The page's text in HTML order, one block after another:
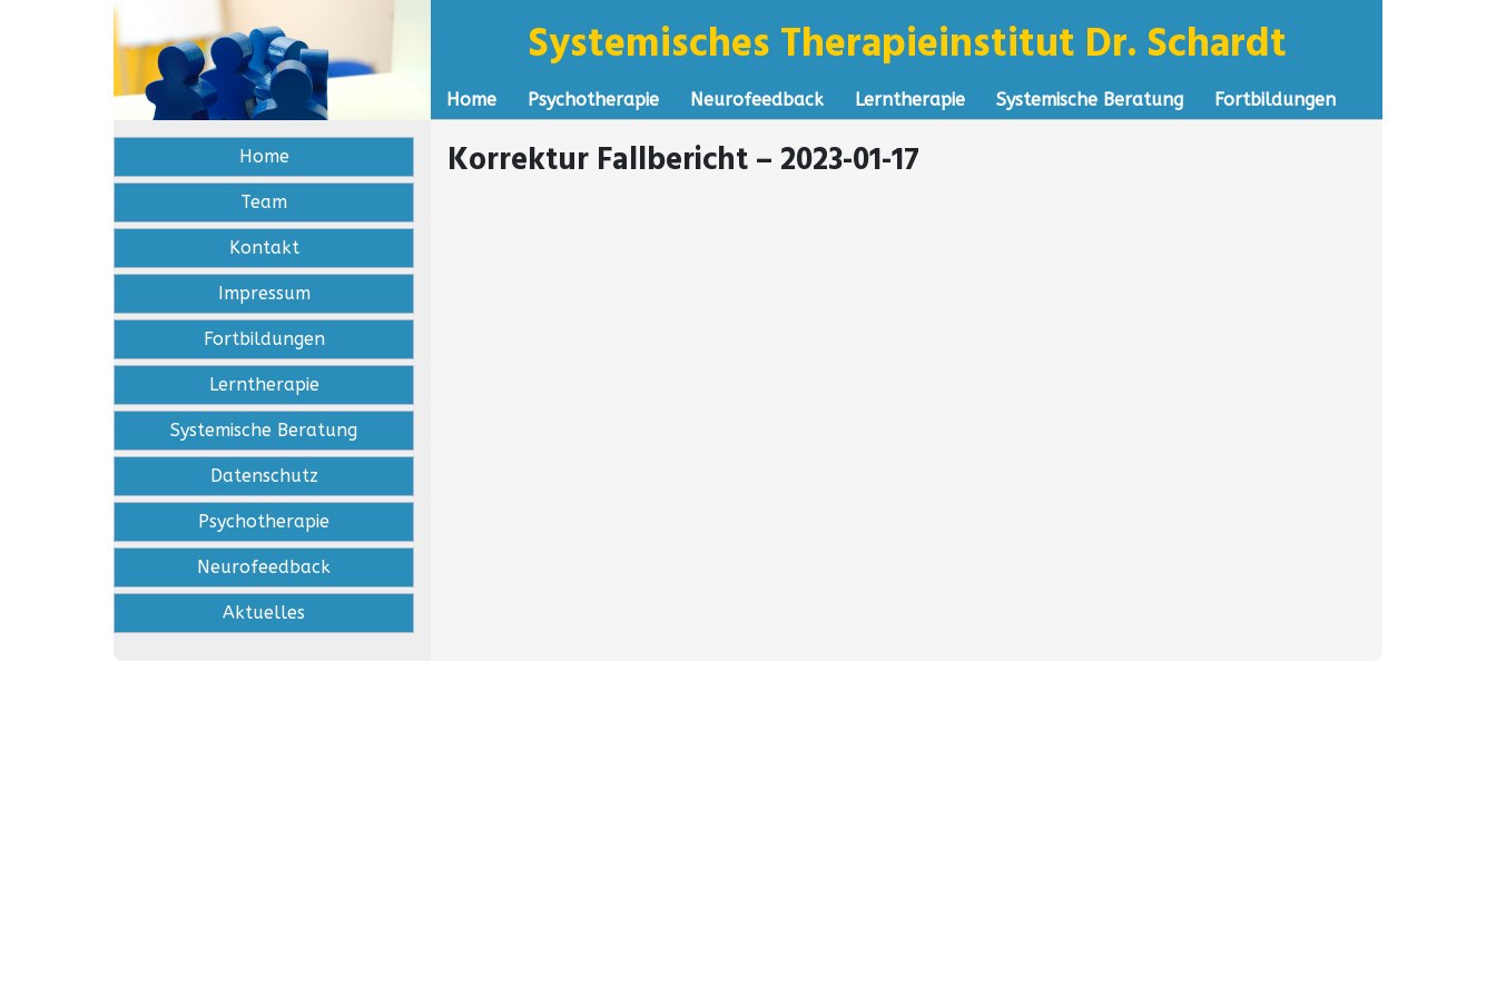
Systemisches Therapieinstitut Dr. Schardt
Home Psychotherapie Neurofeedback Lerntherapie Systemische Beratung Fortbildungen
Home
Team
Kontakt
Impressum
Fortbildungen
Lerntherapie
Systemische Beratung
Datenschutz
Psychotherapie
Neurofeedback
Aktuelles
Korrektur Fallbericht – 2023-01-17